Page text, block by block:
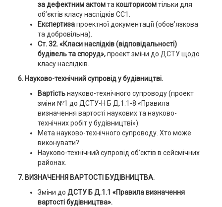
за дефектним актомтакошторисомтільки для
об’єктів класу наслідків СС1.
Експертизапроектної документації (обов’язкова
та добровільна).
Ст. 32. «Класи наслідків (відповідальності)
будівель та споруд»,проект зміни до ДСТУ щодо
класу наслідків.
6. Науково-технічний супровід у будівництві.
Вартістьнауково-технічного супроводу (проект
зміни №1 до ДСТУ-Н Б Д.1.1-8 «Правила
визначення вартості наукових та науково-
технічних робіт у будівництві»).
Мета науково-технічного супроводу. Хто може
виконувати?
Науково-технічний супровід об’єктів в сейсмічних
районах.
7. ВИЗНАЧЕННЯ ВАРТОСТІ БУДІВНИЦТВА.
Зміни до ДСТУ Б Д.1.1 «Правила визначення
вартості будівництва».